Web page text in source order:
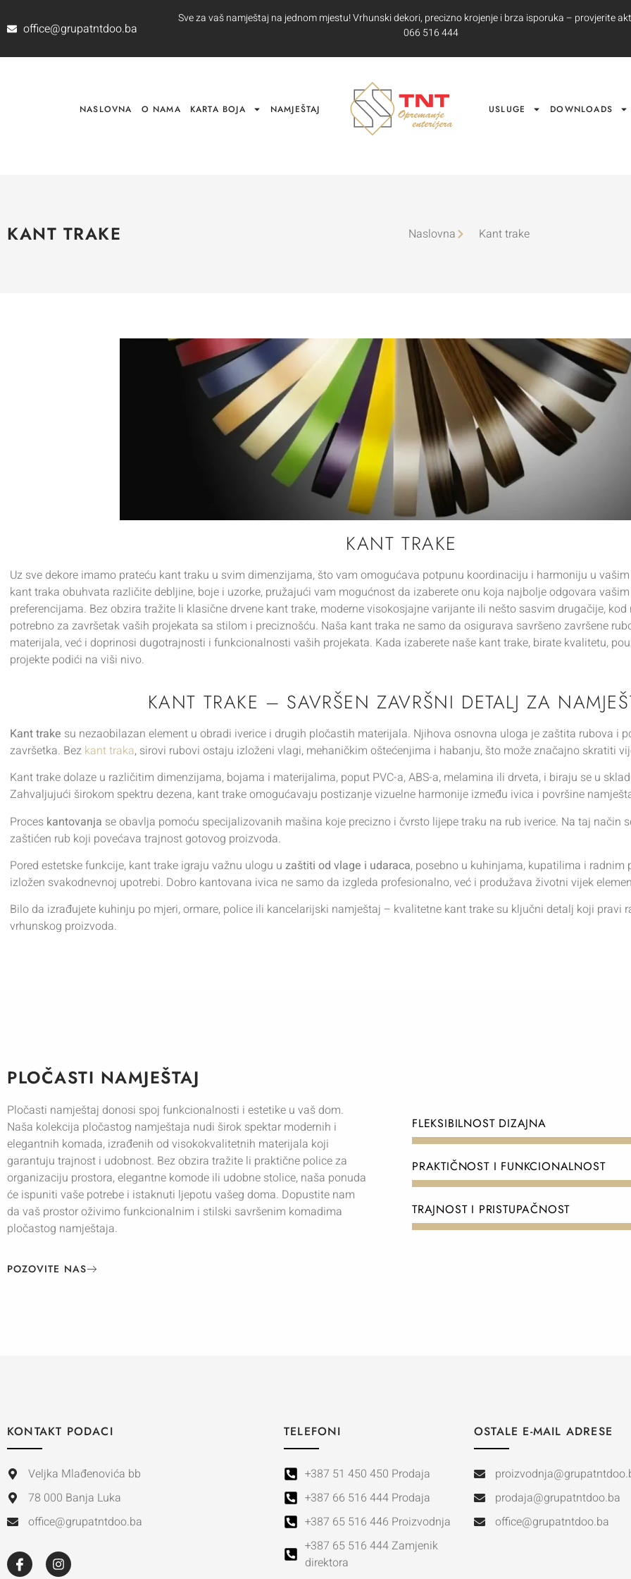
office@grupatntdoo.ba
Sve za vaš namještaj na jednom mjestu! Vrhunski dekori, precizno krojenje i brza isporuka – provjerite
066 516 444
NASLOVNA O NAMA KARTA BOJA NAMJEŠTAJ USLUGE DOWNLOADS
KANT TRAKE Naslovna Kant trake
KANT TRAKE
Uz sve dekore imamo prateću kant traku u svim dimenzijama, što vam omogućava potpunu koordinaciju i harmoniju u
kant traka obuhvata različite debljine, boje i uzorke, pružajući vam mogućnost da izaberete onu koja najbolje odgovara
preferencijama. Bez obzira tražite li klasične drvene kant trake, moderne visokosjajne varijante ili nešto sasvim drugačije,
potrebno za završetak vaših projekata sa stilom i preciznošću. Naša kant traka ne samo da osigurava savršeno završene
materijala, već i doprinosi dugotrajnosti i funkcionalnosti vaših projekata. Kada izaberete naše kant trake, birate kvalitetu,
projekte podići na viši nivo.
KANT TRAKE – SAVRŠEN ZAVRŠNI DETALJ ZA
Kant trake su nezaobilazan element u obradi iverice i drugih pločastih materijala. Njihova osnovna uloga je zaštita rubova i
završetka. Bez kant traka, sirovi rubovi ostaju izloženi vlagi, mehaničkim oštećenjima i habanju, što može značajno skratiti
Kant trake dolaze u različitim dimenzijama, bojama i materijalima, poput PVC-a, ABS-a, melamina ili drveta, i biraju se u
Zahvaljujući širokom spektru dezena, kant trake omogućavaju postizanje vizuelne harmonije između ivica i površine
Proces kantovanja se obavlja pomoću specijalizovanih mašina koje precizno i čvrsto lijepe traku na rub iverice. Na taj način
zaštićen rub koji povećava trajnost gotovog proizvoda.
Pored estetske funkcije, kant trake igraju važnu ulogu u zaštiti od vlage i udaraca, posebno u kuhinjama, kupatilima i radnim
izložen svakodnevnoj upotrebi. Dobro kantovana ivica ne samo da izgleda profesionalno, već i produžava životni vijek
Bilo da izrađujete kuhinju po mjeri, ormare, police ili kancelarijski namještaj – kvalitetne kant trake su ključni detalj koji pravi
vrhunskog proizvoda.
PLOČASTI NAMJEŠTAJ
Pločasti namještaj donosi spoj funkcionalnosti i estetike u vaš dom.
Naša kolekcija pločastog namještaja nudi širok spektar modernih i
elegantnih komada, izrađenih od visokokvalitetnih materijala koji
garantuju trajnost i udobnost. Bez obzira tražite li praktične police za
organizaciju prostora, elegantne komode ili udobne stolice, naša ponuda
će ispuniti vaše potrebe i istaknuti ljepotu vašeg doma. Dopustite nam
da vaš prostor oživimo funkcionalnim i stilski savršenim komadima
pločastog namještaja.
POZOVITE NAS
FLEKSIBILNOST DIZAJNA
PRAKTIČNOST I FUNKCIONALNOST
TRAJNOST I PRISTUPAČNOST
KONTAKT PODACI
Veljka Mlađenovića bb
78 000 Banja Luka
office@grupatntdoo.ba
TELEFONI
+387 51 450 450 Prodaja
+387 66 516 444 Prodaja
+387 65 516 446 Proizvodnja
+387 65 516 444 Zamjenik
direktora
OSTALE E-MAIL ADRESE
prodaja@grupatntdoo.ba
office@grupatntdoo.ba